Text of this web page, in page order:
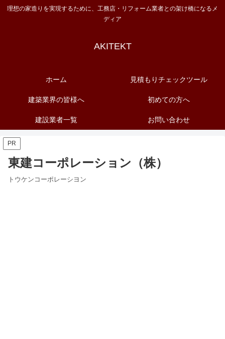
理想の家造りを実現するために、工務店・リフォーム業者との架け橋になるメ
ディア
AKITEKT
ホーム 見積もりチェックツール
建築業界の皆様へ 初めての方へ
建設業者一覧 お問い合わせ
PR
東建コーポレーション（株）
トウケンコーポレーシヨン